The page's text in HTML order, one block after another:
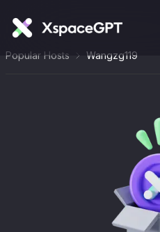
Popular Hosts Wangzg119